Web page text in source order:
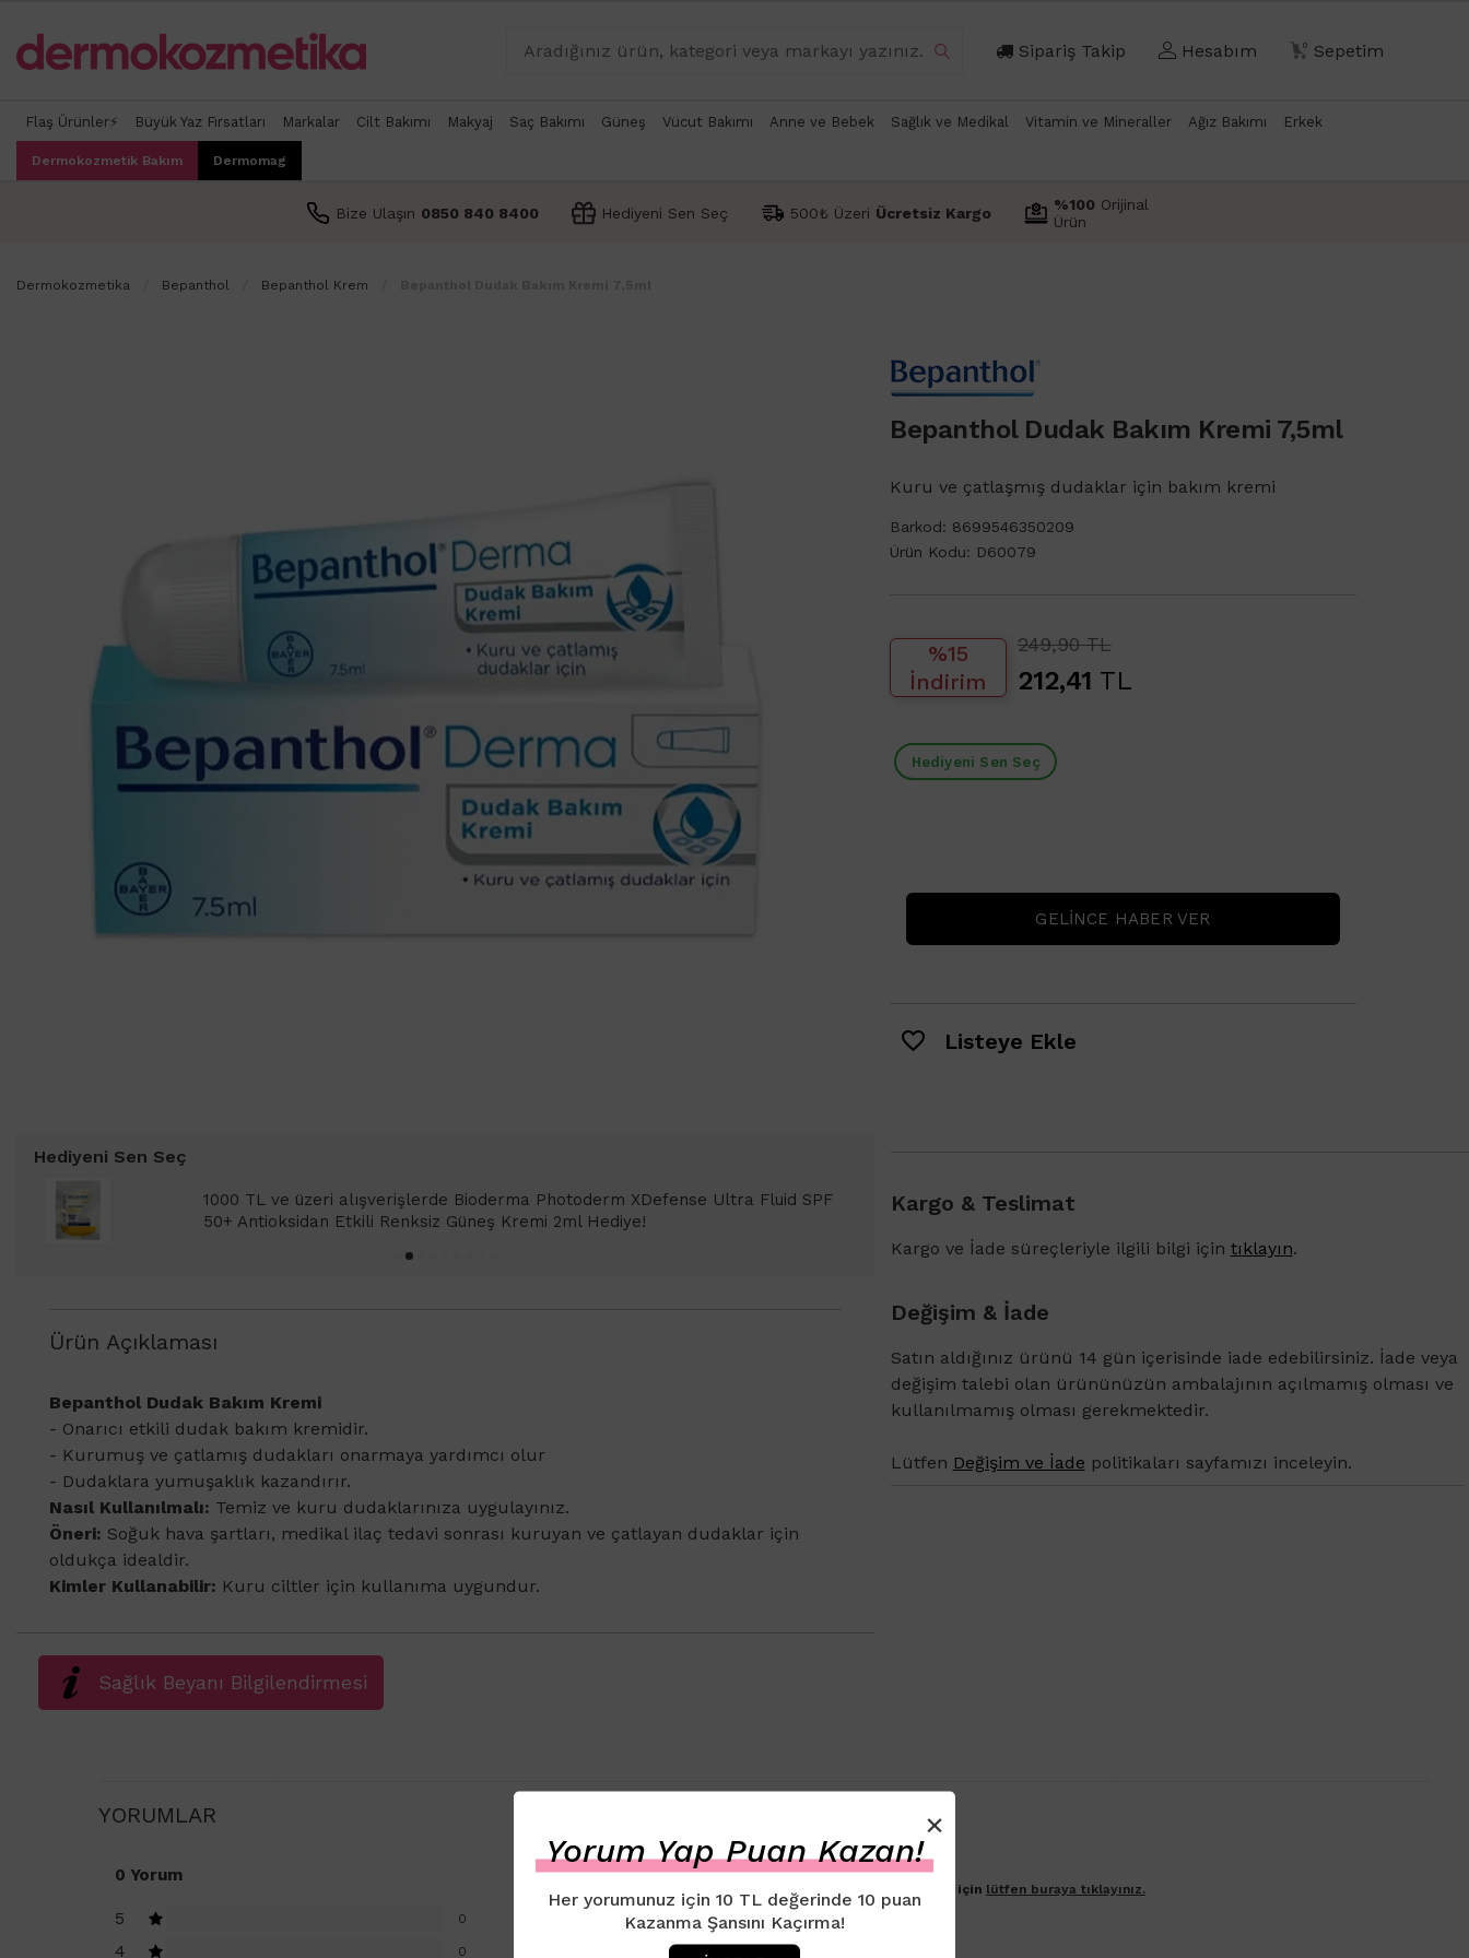
Sipariş Takip Hesabım 0 Sepetim
Flaş Ürünler⚡ Büyük Yaz Fırsatları Markalar Cilt Bakımı Makyaj Saç Bakımı Güneş Vücut Bakımı Anne ve Bebek Sağlık ve Medikal Vitamin ve Mineraller Ağız Bakımı Erkek
Dermokozmetik Bakım Dermomag
Bize Ulaşın 0850 840 8400 Hediyeni Sen Seç 500₺ Üzeri Ücretsiz Kargo %100 Orijinal
Ürün
Dermokozmetika Bepanthol Bepanthol Krem
Bepanthol Dudak Bakım Kremi 7,5ml
Kuru ve çatlaşmış dudaklar için bakım kremi
Barkod: 8699546350209
Ürün Kodu: D60079
%15
İndirim
249,90 TL
212,41 TL
Hediyeni Sen Seç
GELINCE HABER VER
Listeye Ekle
Hediyeni Sen Seç
1000 TL ve üzeri alışverişlerinizde Bioderma Photoderm XDefense Ultra Fluid
SPF 50+ Antioksidan Renkli Güneş Kremi Light 2ml hediye!
1500 TL ve üzeri alışverişlerinizde Vichy Dercos
Ürün Açıklaması
Bepanthol Dudak Bakım Kremi
- Onarıcı etkili dudak bakım kremidir.
- Kurumuş ve çatlamış dudakları onarmaya yardımcı olur
- Dudaklara yumuşaklık kazandırır.
Nasıl Kullanılmalı: Temiz ve kuru dudaklarınıza uygulayınız.
Öneri: Soğuk hava şartları, medikal ilaç tedavi sonrası kuruyan ve çatlayan dudaklar için
oldukça idealdir.
Kimler Kullanabilir: Kuru ciltler için kullanıma uygundur.
Sağlık Beyanı Bilgilendirmesi
Kargo & Teslimat
Kargo ve İade süreçleriyle ilgili bilgi için tıklayın.
Değişim & İade
Satın aldığınız ürünü 14 gün içerisinde iade edebilirsiniz. İade veya
değişim talebi olan ürününüzün ambalajının açılmamış olması ve
kullanılmamış olması gerekmektedir.
Lütfen Değişim ve İade politikaları sayfamızı inceleyin.
YORUMLAR
0 Yorum
5 0
4 0
Ürün için henüz yorum eklenmemiştir. İlk yorumu yapmak için lütfen buraya tıklayınız.
×
Yorum Yap Puan Kazan!
Her yorumunuz için 10 TL değerinde 10 puan
Kazanma Şansını Kaçırma!